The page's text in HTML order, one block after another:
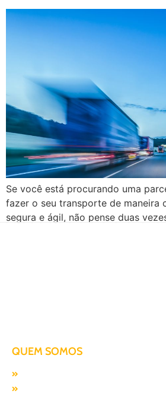
Se você está procurando uma
fazer o seu transporte de maneira
segura e ágil, não pense duas
QUEM SOMOS